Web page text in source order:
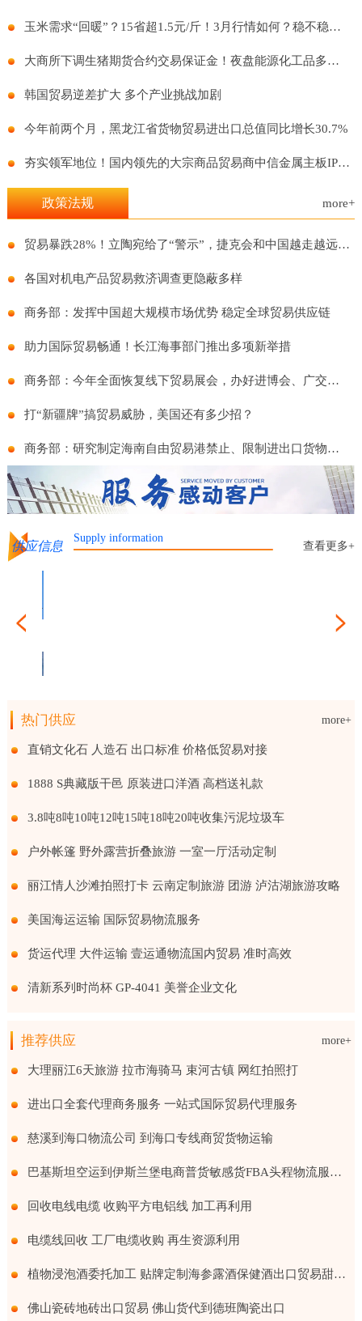
玉米需求“回暖”？15省超1.5元/斤！3月行情如何？稳不稳得住？
大商所下调生猪期货合约交易保证金！夜盘能源化工品多数上涨！
韩国贸易逆差扩大 多个产业挑战加剧
今年前两个月，黑龙江省货物贸易进出口总值同比增长30.7%
夯实领军地位！国内领先的大宗商品贸易商中信金属主板IPO再进一步
政策法规 more+
贸易暴跌28%！立陶宛给了“警示”，捷克会和中国越走越远么？
各国对机电产品贸易救济调查更隐蔽多样
商务部：发挥中国超大规模市场优势 稳定全球贸易供应链
助力国际贸易畅通！长江海事部门推出多项新举措
商务部：今年全面恢复线下贸易展会，办好进博会、广交会等重点展会
打“新疆牌”搞贸易威胁，美国还有多少招？
商务部：研究制定海南自由贸易港禁止、限制进出口货物物品清单
供应信息
Supply information
查看更多+
托生产
物流运输服务 资质齐全 车型全面
国际海运进出口 整箱及拼箱货物海运到港
齐全 车型全面
及拼箱货物海运到港
柠檬酒水果发酵调制酒厂家商标贴牌代工委托生产
热门供应 more+
直销文化石 人造石 出口标准 价格低贸易对接
1888 S典藏版干邑 原装进口洋酒 高档送礼款
3.8吨8吨10吨12吨15吨18吨20吨收集污泥垃圾车
户外帐篷 野外露营折叠旅游 一室一厅活动定制
丽江情人沙滩拍照打卡 云南定制旅游 团游 泸沽湖旅游攻略
美国海运运输 国际贸易物流服务
货运代理 大件运输 壹运通物流国内贸易 准时高效
清新系列时尚杯 GP-4041 美誉企业文化
推荐供应 more+
大理丽江6天旅游 拉市海骑马 束河古镇 网红拍照打
进出口全套代理商务服务 一站式国际贸易代理服务
慈溪到海口物流公司 到海口专线商贸货物运输
巴基斯坦空运到伊斯兰堡电商普货敏感货FBA头程物流服务国际贸易
回收电线电缆 收购平方电铝线 加工再利用
电缆线回收 工厂电缆收购 再生资源利用
植物浸泡酒委托加工 贴牌定制海参露酒保健酒出口贸易甜味果酒
佛山瓷砖地砖出口贸易 佛山货代到德班陶瓷出口